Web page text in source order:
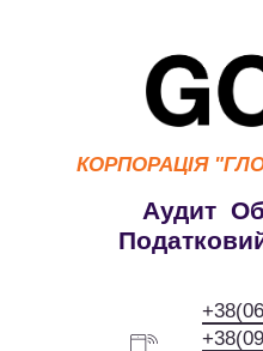
КОРПОРАЦІЯ
Аудит